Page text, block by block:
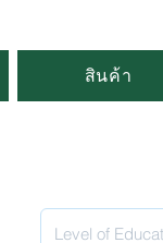
สินค้า